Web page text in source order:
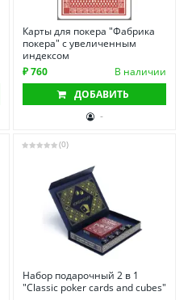
Карты для покера "Фабрика
покера" с увеличенным
индексом
₽ 760
В наличии
ДОБАВИТЬ
-
(0)
Набор подарочный 2 в 1
"Classic poker cards and cubes"